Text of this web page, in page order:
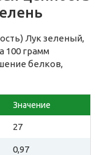
Лук зеленый,
100 грамм
белков,
Значение
27
0,97